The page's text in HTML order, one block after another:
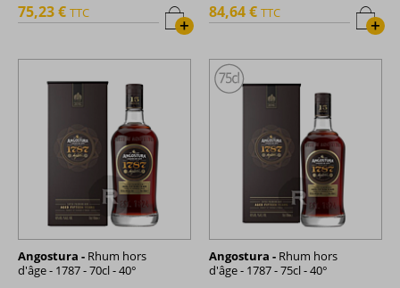
+
75,23 € TTC
+
84,64 € TTC
Angostura - Rhum hors
d'âge - 1787 - 70cl - 40°
Angostura - Rhum hors
d'âge - 1787 - 75cl - 40°